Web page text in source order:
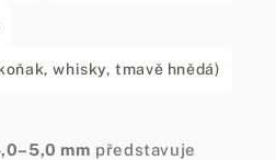
whisky, tmavě hnědá)
mm představuje